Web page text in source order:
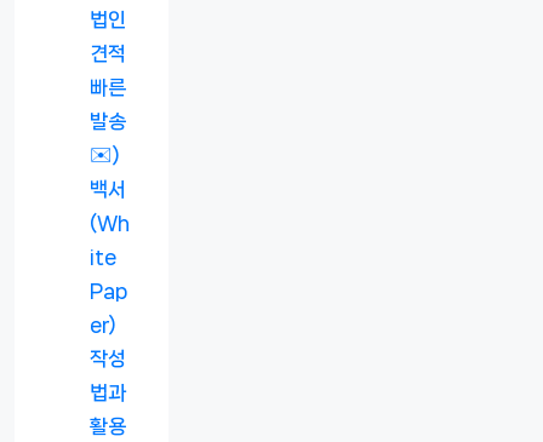
법인
견적
빠른
발송
✉️)
백서
(Wh
ite
Pap
er)
작성
법과
활용